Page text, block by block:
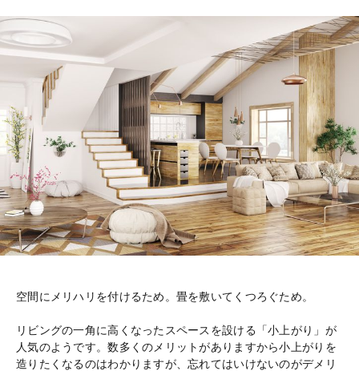
空間にメリハリを付けるため。畳を敷いてくつろぐため。
リビングの一角に高くなったスペースを設ける「小上がり」が
人気のようです。数多くのメリットがありますから小上がりを
造りたくなるのはわかりますが、忘れてはいけないのがデメリ